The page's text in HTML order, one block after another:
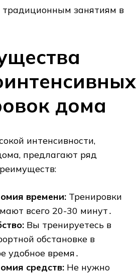
традиционным занятиям в
дома
интенсивности,
предлагают ряд
времени: Тренировки
всего 20-30 минут․
Вы тренируетесь в
обстановке в
удобное время․
средств: Не нужно